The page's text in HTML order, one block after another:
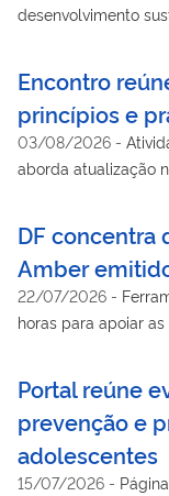
desenvolvimento
Encontro
princípios e
03/08/2026 -
aborda atualização
DF concentra
Amber
22/07/2026 -
horas para apoiar
Portal reúne
prevenção e
adolescentes
15/07/2026 -